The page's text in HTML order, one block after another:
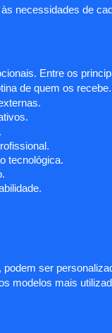
necessidades de
Entre os
de quem os recebe.
tecnológica.
ser
modelos mais